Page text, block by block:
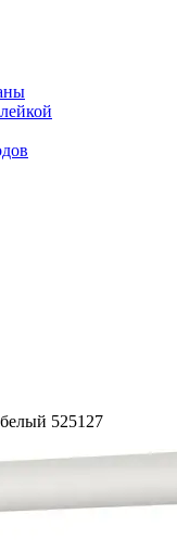
525127